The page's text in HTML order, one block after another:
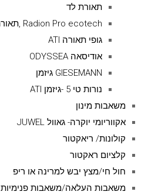
תאורת לד
Radion Pro ecotech ,תאורת רדיון פרו
גופי תאורה ATI
אודיסאה ODYSSEA
GIESEMANN גיזמן
נורות טי 5 -גיזמן ATI
משאבות מינון
אקווריומי יוקרה- גאוול JUWEL
קולונות/ ריאקטור
קלציום ראקטור
חול חי/מצץ יבש למרינה או ריפ
משאבות העלאה/משאבות פנימיות